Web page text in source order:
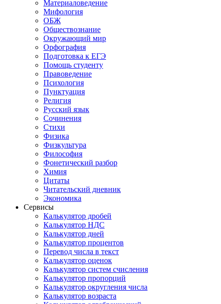
Материаловедение
Мифология
ОБЖ
Обществознание
Окружающий мир
Орфография
Подготовка к ЕГЭ
Помощь студенту
Правоведение
Психология
Пунктуация
Религия
Русский язык
Сочинения
Стихи
Физика
Физкультура
Философия
Фонетический разбор
Химия
Цитаты
Читательский дневник
Экономика
Сервисы
Калькулятор дробей
Калькулятор НДС
Калькулятор дней
Калькулятор процентов
Перевод числа в текст
Калькулятор оценок
Калькулятор систем счисления
Калькулятор пропорций
Калькулятор округления числа
Калькулятор возраста